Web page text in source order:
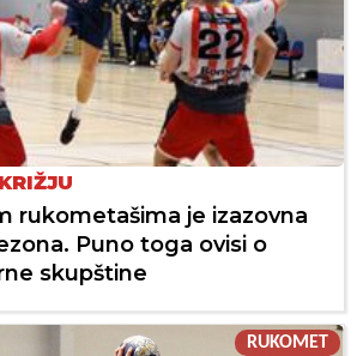
rukometašima je izazovna
Puno toga ovisi o
skupštine
RUKOMET